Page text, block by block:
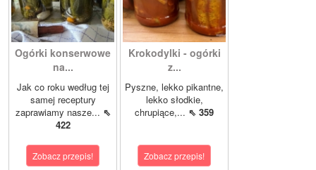
Ogórki konserwowe
na...
Jak co roku według tej
samej receptury
zaprawiamy nasze... ⇖
422
Zobacz przepis!
Krokodylki - ogórki
z...
Pyszne, lekko pikantne,
lekko słodkie,
chrupiące,... ⇖ 359
Zobacz przepis!